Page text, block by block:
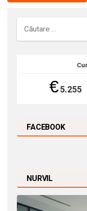
€5.255
FACEBOOK
NURVIL